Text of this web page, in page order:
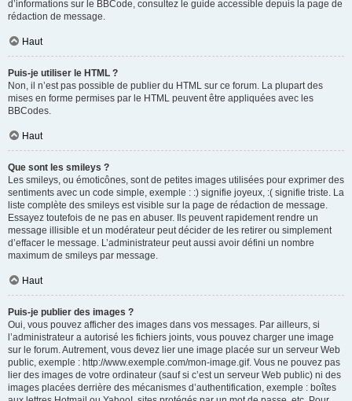
d’informations sur le BBCode, consultez le guide accessible depuis la page de
rédaction de message.
Haut
Puis-je utiliser le HTML ?
Non, il n’est pas possible de publier du HTML sur ce forum. La plupart des
mises en forme permises par le HTML peuvent être appliquées avec les
BBCodes.
Haut
Que sont les smileys ?
Les smileys, ou émoticônes, sont de petites images utilisées pour exprimer des
sentiments avec un code simple, exemple : :) signifie joyeux, :( signifie triste. La
liste complète des smileys est visible sur la page de rédaction de message.
Essayez toutefois de ne pas en abuser. Ils peuvent rapidement rendre un
message illisible et un modérateur peut décider de les retirer ou simplement
d’effacer le message. L’administrateur peut aussi avoir défini un nombre
maximum de smileys par message.
Haut
Puis-je publier des images ?
Oui, vous pouvez afficher des images dans vos messages. Par ailleurs, si
l’administrateur a autorisé les fichiers joints, vous pouvez charger une image
sur le forum. Autrement, vous devez lier une image placée sur un serveur Web
public, exemple : http://www.exemple.com/mon-image.gif. Vous ne pouvez pas
lier des images de votre ordinateur (sauf si c’est un serveur Web public) ni des
images placées derrière des mécanismes d’authentification, exemple : boîtes